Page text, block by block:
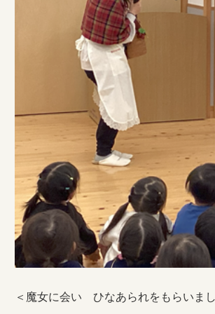
＜魔女に会い ひなあられをもらいま